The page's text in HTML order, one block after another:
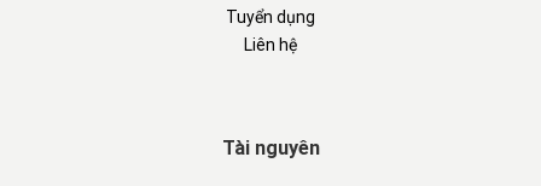
Tuyển dụng
Liên hệ
Tài nguyên